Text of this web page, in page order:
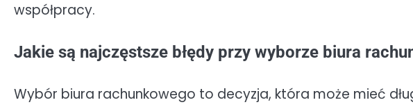
współpracy.
Jakie są najczęstsze błędy przy wyborze biura
Wybór biura rachunkowego to decyzja, która może mieć